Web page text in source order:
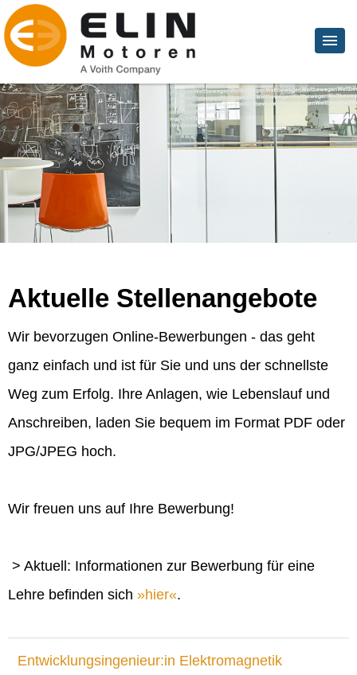
Aktuelle Stellenangebote
Wir bevorzugen Online-Bewerbungen - das geht
ganz einfach und ist für Sie und uns der schnellste
Weg zum Erfolg. Ihre Anlagen, wie Lebenslauf und
Anschreiben, laden Sie bequem im Format PDF oder
JPG/JPEG hoch.
Wir freuen uns auf Ihre Bewerbung!
> Aktuell: Informationen zur Bewerbung für eine
Lehre befinden sich
hier .
Entwicklungsingenieur:in Elektromagnetik